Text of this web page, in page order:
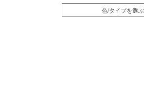
色/タイプを選ぶ